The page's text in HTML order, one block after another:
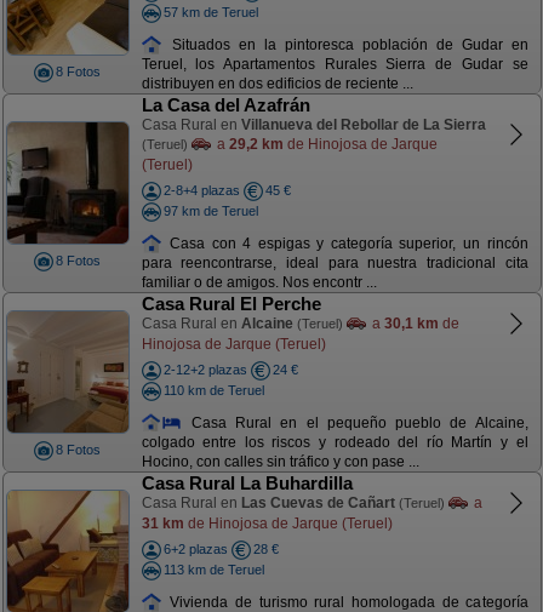
8 Fotos
57 km de Teruel
Situados en la pintoresca población de Gudar en
Teruel, los Apartamentos Rurales Sierra de Gudar se
distribuyen en dos edificios de reciente ...
8 Fotos
La Casa del Azafrán
Casa Rural en Villanueva del Rebollar de La Sierra
(Teruel) a 29,2 km de Hinojosa de Jarque
(Teruel)
2-8+4 plazas
45 €
97 km de Teruel
Casa con 4 espigas y categoría superior, un rincón
para reencontrarse, ideal para nuestra tradicional cita
familiar o de amigos. Nos encontr ...
8 Fotos
Casa Rural El Perche
Casa Rural en Alcaine (Teruel) a 30,1 km de
Hinojosa de Jarque (Teruel)
2-12+2 plazas
24 €
110 km de Teruel
Casa Rural en el pequeño pueblo de Alcaine,
colgado entre los riscos y rodeado del río Martín y el
Hocino, con calles sin tráfico y con pase ...
Casa Rural La Buhardilla
Casa Rural en Las Cuevas de Cañart (Teruel)
a
31 km de Hinojosa de Jarque (Teruel)
6+2 plazas
28 €
113 km de Teruel
Vivienda de turismo rural homologada de categoría